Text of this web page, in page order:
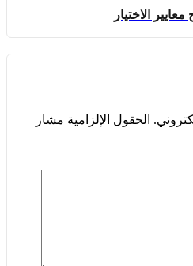
الاختيار
الحقول الإلزامية مشار